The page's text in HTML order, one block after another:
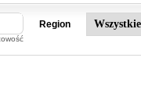
Region